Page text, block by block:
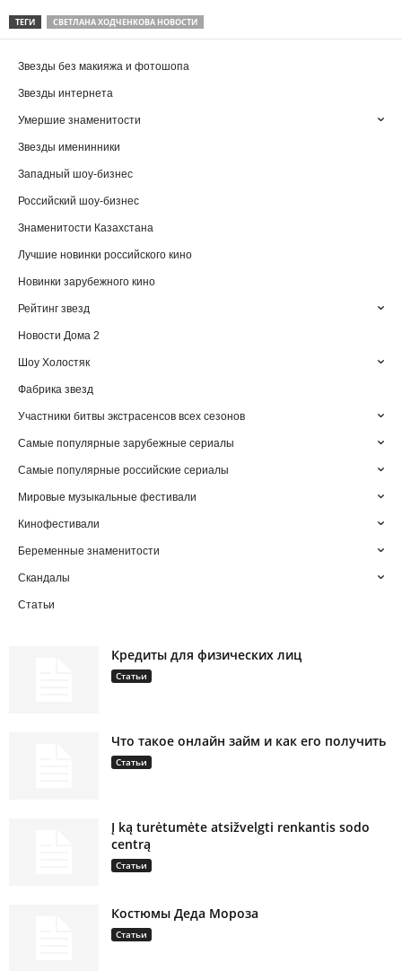
ТЕГИ СВЕТЛАНА ХОДЧЕНКОВА НОВОСТИ
Звезды без макияжа и фотошопа
Звезды интернета
Умершие знаменитости
Звезды именинники
Западный шоу-бизнес
Российский шоу-бизнес
Знаменитости Казахстана
Лучшие новинки российского кино
Новинки зарубежного кино
Рейтинг звезд
Новости Дома 2
Шоу Холостяк
Фабрика звезд
Участники битвы экстрасенсов всех сезонов
Самые популярные зарубежные сериалы
Самые популярные российские сериалы
Мировые музыкальные фестивали
Кинофестивали
Беременные знаменитости
Скандалы
Статьи
Кредиты для физических лиц
Статьи
Что такое онлайн займ и как его получить
Статьи
Į ką turėtumėte atsižvelgti renkantis sodo
centrą
Статьи
Костюмы Деда Мороза
Статьи